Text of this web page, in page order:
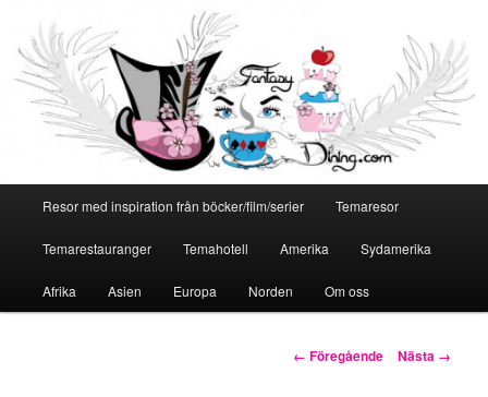
Hoppa
till
primärt
Resor med inspiration från böcker/film/serier Temaresor
Temarestauranger Temahotell Amerika Sydamerika
Afrika Asien Europa Norden Om oss
Bildnavigering
← Föregående Nästa →